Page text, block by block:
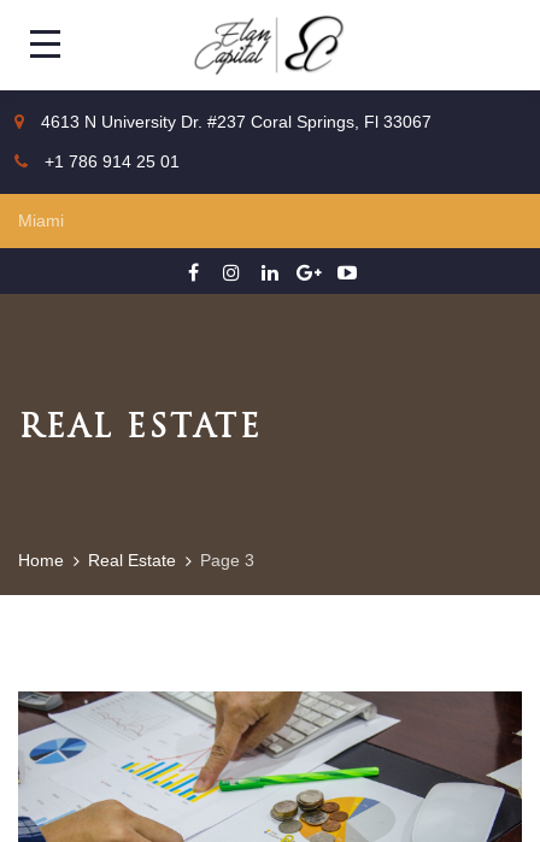
4613 N University Dr. #237 Coral Springs, Fl 33067
+1 786 914 25 01
REAL ESTATE
Home Real Estate Page 3